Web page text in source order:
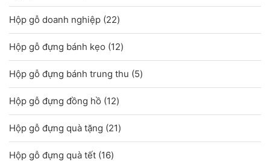
sản
phẩm
Hộp gỗ doanh nghiệp 2222
sản
phẩm
Hộp gỗ đựng bánh kẹo 1212
sản
phẩm
Hộp gỗ đựng bánh trung thu 55
sản
Hộp gỗ đựng đồng hồ 1212
sản
phẩm
Hộp gỗ đựng quà tặng 2121
sản
Hộp gỗ đựng quà tết 1616